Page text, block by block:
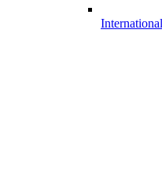
International